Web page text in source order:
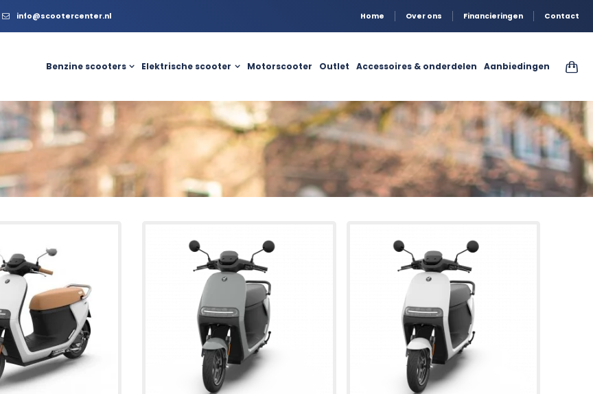
info@scootercenter.nl Home Over ons Financieringen Contact
Benzine scooters Elektrische scooter Motorscooter Outlet Accessoires & onderdelen Aanbiedingen